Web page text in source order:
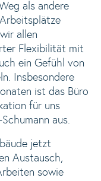
als andere
allen
Flexibilität mit
ein Gefühl von
Insbesondere
ist das Büro
für uns
aus.
jetzt
Austausch,
sowie